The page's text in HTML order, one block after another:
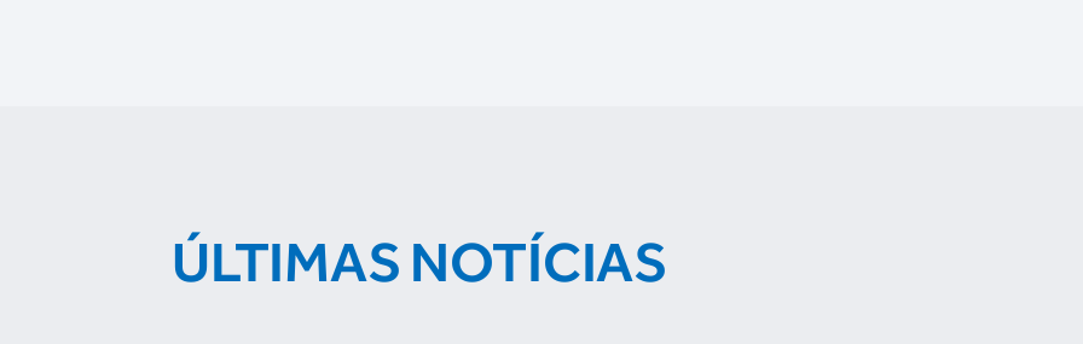
ÚLTIMAS NOTÍCIAS